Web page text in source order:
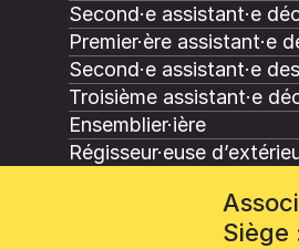
Second·e assistant·e
Premier·ère assistant·e
Second·e assistant·e
Troisième assistant·e
Ensemblier·ière
Régisseur·euse
Siège